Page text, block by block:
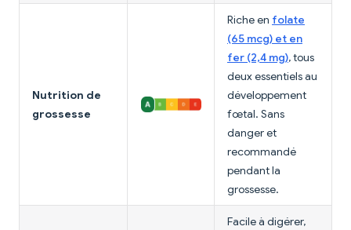
Nutrition de
grossesse
Riche en folate
(65 mcg) et en
fer (2,4 mg), tous
deux essentiels au
développement
fœtal. Sans
danger et
recommandé
pendant la
grossesse.
Facile à digérer,